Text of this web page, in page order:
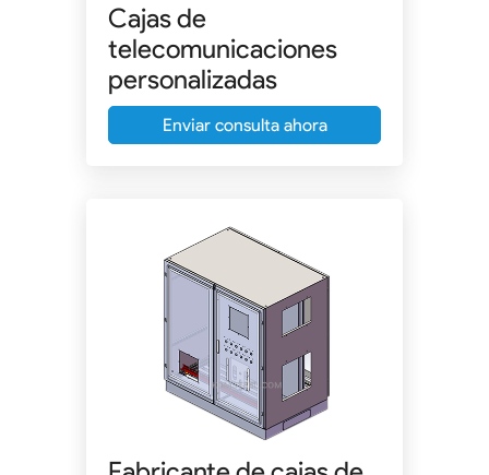
Cajas de
telecomunicaciones
personalizadas
Enviar consulta ahora